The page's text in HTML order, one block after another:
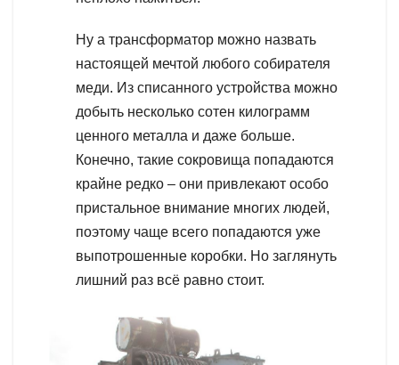
Ну а трансформатор можно назвать
настоящей мечтой любого собирателя
меди. Из списанного устройства можно
добыть несколько сотен килограмм
ценного металла и даже больше.
Конечно, такие сокровища попадаются
крайне редко – они привлекают особо
пристальное внимание многих людей,
поэтому чаще всего попадаются уже
выпотрошенные коробки. Но заглянуть
лишний раз всё равно стоит.